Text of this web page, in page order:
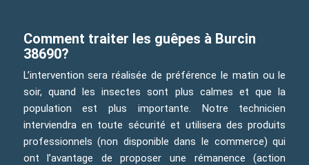
Comment traiter les guêpes à Burcin
38690?
L’intervention sera réalisée de préférence le matin ou le
soir, quand les insectes sont plus calmes et que la
population est plus importante. Notre technicien
interviendra en toute sécurité et utilisera des produits
professionnels (non disponible dans le commerce) qui
ont l’avantage de proposer une rémanence (action